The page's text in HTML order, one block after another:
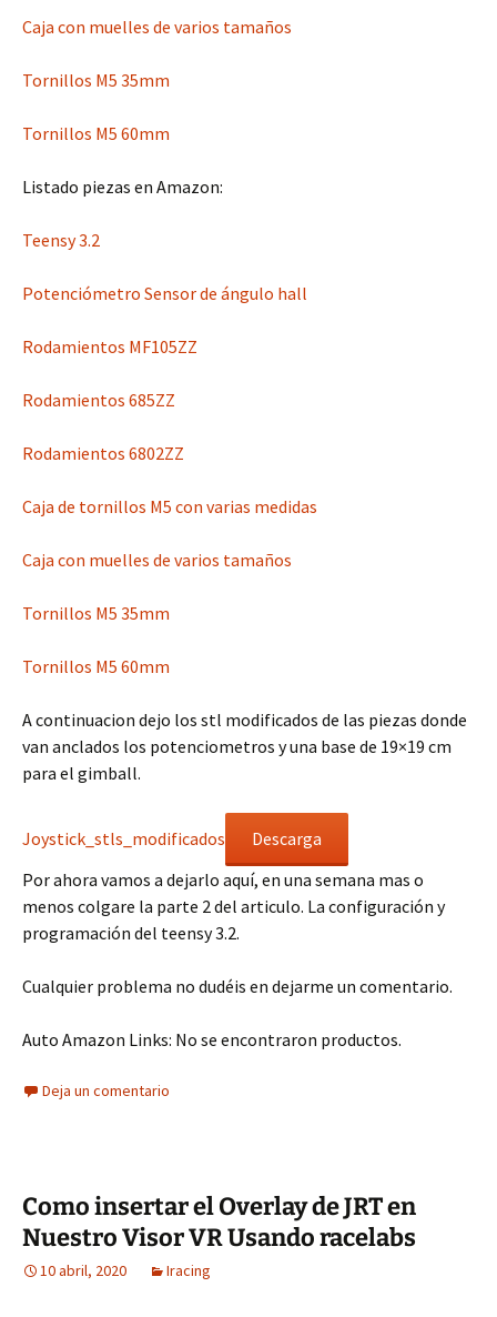
Caja con muelles de varios tamaños
Tornillos M5 35mm
Tornillos M5 60mm
Listado piezas en Amazon:
Teensy 3.2
Potenciómetro Sensor de ángulo hall
Rodamientos MF105ZZ
Rodamientos 685ZZ
Rodamientos 6802ZZ
Caja de tornillos M5 con varias medidas
Caja con muelles de varios tamaños
Tornillos M5 35mm
Tornillos M5 60mm
A continuacion dejo los stl modificados de las piezas donde
van anclados los potenciometros y una base de 19×19 cm
para el gimball.
Joystick_stls_modificados
Descarga
Por ahora vamos a dejarlo aquí, en una semana mas o
menos colgare la parte 2 del articulo. La configuración y
programación del teensy 3.2.
Cualquier problema no dudéis en dejarme un comentario.
Auto Amazon Links: No se encontraron productos.
Deja un comentario
Como insertar el Overlay de JRT en
Nuestro Visor VR Usando racelabs
10 abril, 2020 Iracing